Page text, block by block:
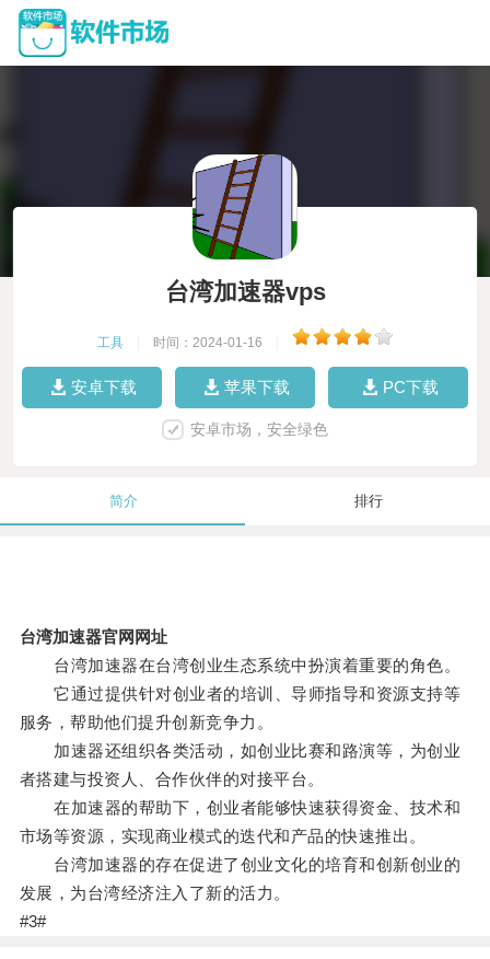
台湾加速器vps
工具 时间：2024-01-16
安卓下载 苹果下载 PC下载
安卓市场，安全绿色
简介 排行
台湾加速器官网网址
台湾加速器在台湾创业生态系统中扮演着重要的角色。
它通过提供针对创业者的培训、导师指导和资源支持等
服务，帮助他们提升创新竞争力。
加速器还组织各类活动，如创业比赛和路演等，为创业
者搭建与投资人、合作伙伴的对接平台。
在加速器的帮助下，创业者能够快速获得资金、技术和
市场等资源，实现商业模式的迭代和产品的快速推出。
台湾加速器的存在促进了创业文化的培育和创新创业的
发展，为台湾经济注入了新的活力。
#3#